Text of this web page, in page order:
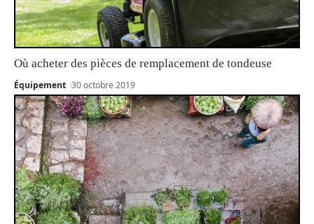
Où acheter des pièces de remplacement de tondeuse
Équipement 30 octobre 2019